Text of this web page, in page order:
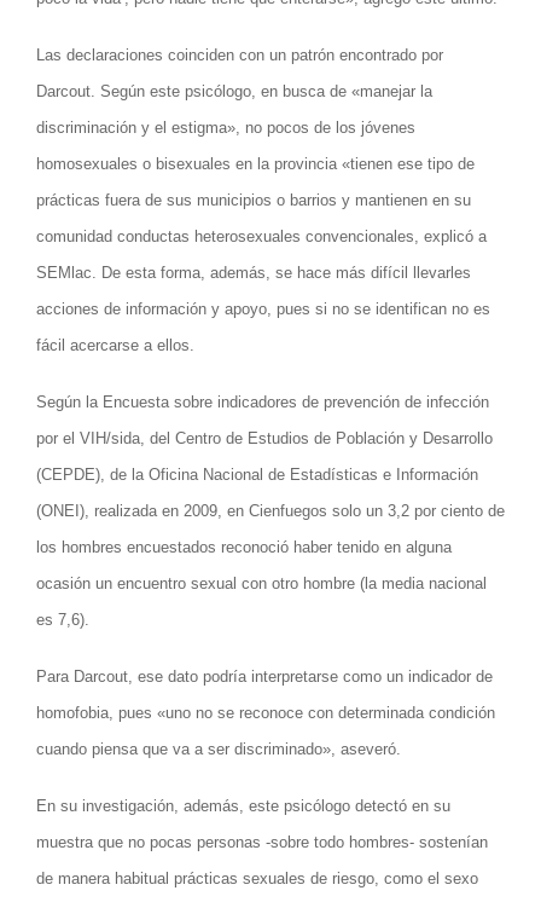
Las declaraciones coinciden con un patrón encontrado por
Darcout. Según este psicólogo, en busca de «manejar la
discriminación y el estigma», no pocos de los jóvenes
homosexuales o bisexuales en la provincia «tienen ese tipo de
prácticas fuera de sus municipios o barrios y mantienen en su
comunidad conductas heterosexuales convencionales, explicó a
SEMlac. De esta forma, además, se hace más difícil llevarles
acciones de información y apoyo, pues si no se identifican no es
fácil acercarse a ellos.
Según la Encuesta sobre indicadores de prevención de infección
por el VIH/sida, del Centro de Estudios de Población y Desarrollo
(CEPDE), de la Oficina Nacional de Estadísticas e Información
(ONEI), realizada en 2009, en Cienfuegos solo un 3,2 por ciento de
los hombres encuestados reconoció haber tenido en alguna
ocasión un encuentro sexual con otro hombre (la media nacional
es 7,6).
Para Darcout, ese dato podría interpretarse como un indicador de
homofobia, pues «uno no se reconoce con determinada condición
cuando piensa que va a ser discriminado», aseveró.
En su investigación, además, este psicólogo detectó en su
muestra que no pocas personas -sobre todo hombres- sostenían
de manera habitual prácticas sexuales de riesgo, como el sexo